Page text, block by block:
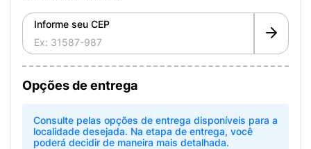
Informe seu CEP
Opções de entrega
Consulte pelas opções de entrega disponíveis para a
localidade desejada. Na etapa de entrega, você
poderá decidir de maneira mais detalhada.